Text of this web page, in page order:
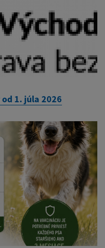
1. júla 2026